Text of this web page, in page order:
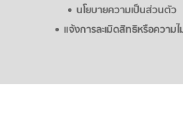
นโยบายความเป็นส่วนตัว
แจ้งการละเมิดสิทธิหรือความไ